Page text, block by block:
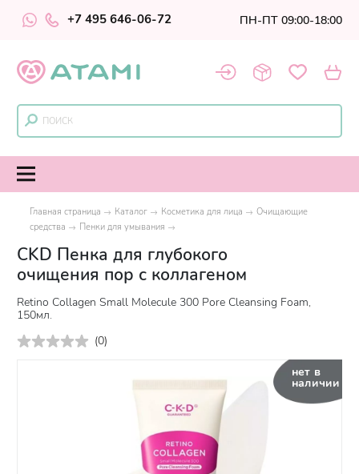
+7 495 646-06-72 ПН-ПТ 09:00-18:00
Главная страница Каталог Косметика для лица
Очищающие
средства
Пенки для умывания
CKD Пенка для глубокого
очищения пор с коллагеном
Retino Collagen Small Molecule 300 Pore Cleansing Foam,
150мл.
(0)
нет в
наличии